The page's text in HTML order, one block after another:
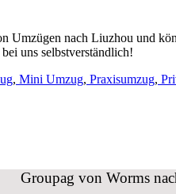
Umzügen nach Liuzhou und
uns selbstverständlich!
, Mini Umzug, Praxisumzug,
Groupag von Worms